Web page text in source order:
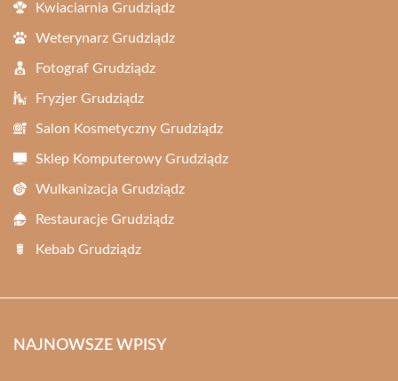
Kwiaciarnia Grudziądz
Weterynarz Grudziądz
Fotograf Grudziądz
Fryzjer Grudziądz
Salon Kosmetyczny Grudziądz
Sklep Komputerowy Grudziądz
Wulkanizacja Grudziądz
Restauracje Grudziądz
Kebab Grudziądz
NAJNOWSZE WPISY